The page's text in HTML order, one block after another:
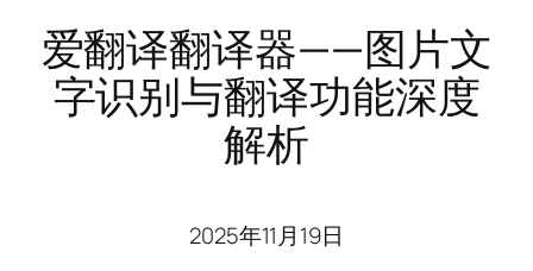
爱翻译翻译器——图片文
字识别与翻译功能深度
解析
2025年11月19日